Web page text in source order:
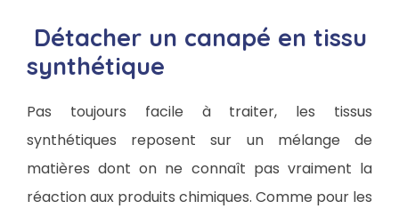
Détacher un canapé en tissu
synthétique
Pas toujours facile à traiter, les tissus
synthétiques reposent sur un mélange de
matières dont on ne connaît pas vraiment la
réaction aux produits chimiques. Comme pour les